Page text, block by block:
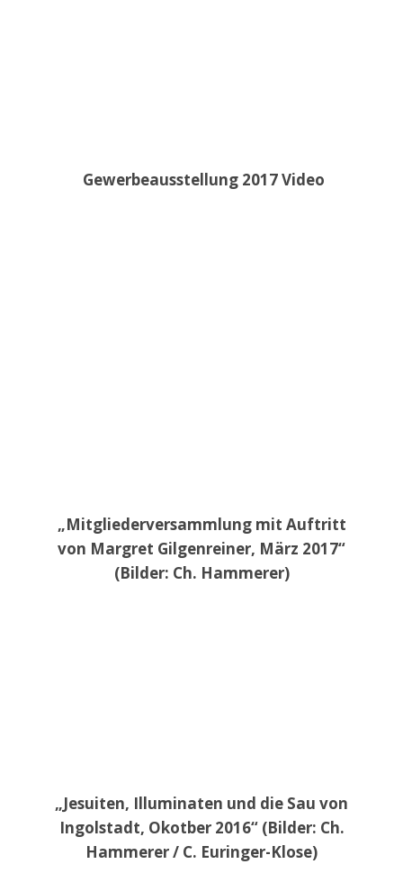
Gewerbeausstellung 2017 Video
„Mitgliederversammlung mit Auftritt
von Margret Gilgenreiner, März 2017“
(Bilder: Ch. Hammerer)
„Jesuiten, Illuminaten und die Sau von
Ingolstadt, Okotber 2016“ (Bilder: Ch.
Hammerer / C. Euringer-Klose)